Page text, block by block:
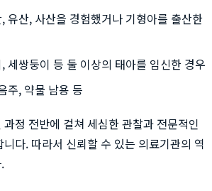
유산, 사산을 경험했거나 기형아를 출산한
세쌍둥이 등 둘 이상의 태아를 임신한 경우
주, 약물 남용 등
정 전반에 걸쳐 세심한 관찰과 전문적인
다. 따라서 신뢰할 수 있는 의료기관의 역